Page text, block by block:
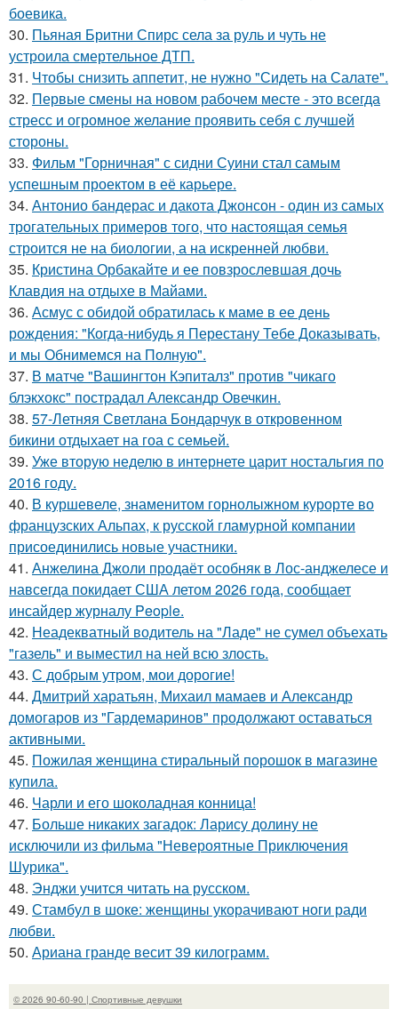
боевика.
30. Пьяная Бритни Спирс села за руль и чуть не
устроила смертельное ДТП.
31. Чтобы снизить аппетит, не нужно "Сидеть на Салате".
32. Первые смены на новом рабочем месте - это всегда
стресс и огромное желание проявить себя с лучшей
стороны.
33. Фильм "Горничная" с сидни Суини стал самым
успешным проектом в её карьере.
34. Антонио бандерас и дакота Джонсон - один из самых
трогательных примеров того, что настоящая семья
строится не на биологии, а на искренней любви.
35. Кристина Орбакайте и ее повзрослевшая дочь
Клавдия на отдыхе в Майами.
36. Асмус с обидой обратилась к маме в ее день
рождения: "Когда-нибудь я Перестану Тебе Доказывать,
и мы Обнимемся на Полную".
37. В матче "Вашингтон Кэпиталз" против "чикаго
блэкхокс" пострадал Александр Овечкин.
38. 57-Летняя Светлана Бондарчук в откровенном
бикини отдыхает на гоа с семьей.
39. Уже вторую неделю в интернете царит ностальгия по
2016 году.
40. В куршевеле, знаменитом горнолыжном курорте во
французских Альпах, к русской гламурной компании
присоединились новые участники.
41. Анжелина Джоли продаёт особняк в Лос-анджелесе и
навсегда покидает США летом 2026 года, сообщает
инсайдер журналу People.
42. Неадекватный водитель на "Ладе" не сумел объехать
"газель" и выместил на ней всю злость.
43. С добрым утром, мои дорогие!
44. Дмитрий харатьян, Михаил мамаев и Александр
домогаров из "Гардемаринов" продолжают оставаться
активными.
45. Пожилая женщина стиральный порошок в магазине
купила.
46. Чарли и его шоколадная конница!
47. Больше никаких загадок: Ларису долину не
исключили из фильма "Невероятные Приключения
Шурика".
48. Энджи учится читать на русском.
49. Стамбул в шоке: женщины укорачивают ноги ради
любви.
50. Ариана гранде весит 39 килограмм.
© 2026 90-60-90 | Спортивные девушки